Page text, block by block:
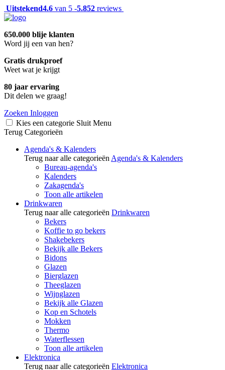
Uitstekend4.6 van 5 -5.852 reviews
650.000 blije klanten
Word jij een van hen?
Gratis drukproef
Weet wat je krijgt
80 jaar ervaring
Dit delen we graag!
Zoeken Inloggen
Kies een categorie Sluit Menu
Terug Categorieën
Agenda's & Kalenders
Terug naar alle categorieën Agenda's & Kalenders
Bureau-agenda's
Kalenders
Zakagenda's
Toon alle artikelen
Drinkwaren
Terug naar alle categorieën Drinkwaren
Bekers
Koffie to go bekers
Shakebekers
Bekijk alle Bekers
Bidons
Glazen
Bierglazen
Theeglazen
Wijnglazen
Bekijk alle Glazen
Kop en Schotels
Mokken
Thermo
Waterflessen
Toon alle artikelen
Elektronica
Terug naar alle categorieën Elektronica